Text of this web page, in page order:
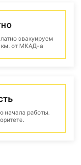
эвакуируем
км. от МКАД-а
начала работы.